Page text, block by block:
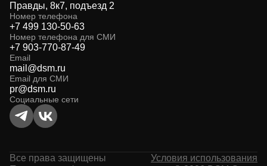
Правды, 8к7, подъезд 2
Номер телефона
+7 499 130-50-63
Номер телефона для СМИ
+7 903-770-87-49
Email
mail@dsm.ru
Email для СМИ
pr@dsm.ru
Социальные сети
Все права защищены
Условия использования